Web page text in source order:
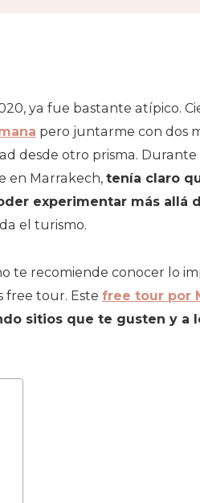
ya fue bastante atípico.
pero juntarme con dos
desde otro prisma. Durante
en Marrakech, tenía claro
experimentar más allá
el turismo.
te recomiende conocer lo
free tour. Este free tour por
sitios que te gusten y a